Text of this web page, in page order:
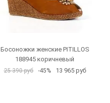
Босоножки женские PITILLOS
188945 коричневый
25 390 руб -45% 13 965 руб